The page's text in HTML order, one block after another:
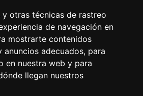
y otras técnicas de rastreo
de navegación en
mostrarte contenidos
anuncios adecuados, para
en nuestra web y para
llegan nuestros
de la Fuente 1-1º 09240 Briviesca